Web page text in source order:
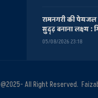
रामनगरी की पेयजल
सुदृढ़ बनाना लक्ष्य :
05/08/2026 23:18
@2025- All Right Reserved.